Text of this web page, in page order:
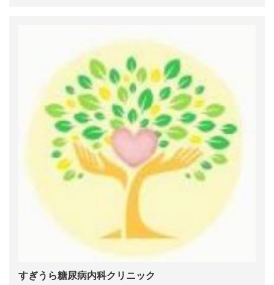
すぎうら糖尿病内科クリニック